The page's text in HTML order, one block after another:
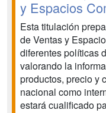
y Espacios
Esta titulación
de Ventas y
diferentes políticas
valorando la
productos, precio y
nacional como
estará cualificado